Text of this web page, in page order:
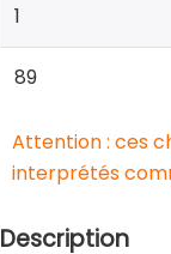
1
89
Attention : ces
interprétés
Description